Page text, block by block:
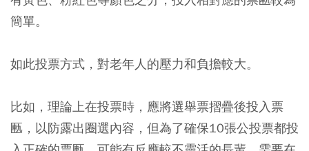
簡單。
如此投票方式，對老年人的壓力和負擔較大。
比如，理論上在投票時，應將選舉票摺疊後投入票
匭，以防露出圈選內容，但為了確保10張公投票都投